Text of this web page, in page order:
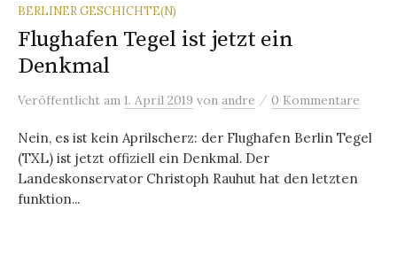
BERLINER GESCHICHTE(N)
Flughafen Tegel ist jetzt ein
Denkmal
Veröffentlicht am 1. April 2019 von andre / 0 Kommentare
Nein, es ist kein Aprilscherz: der Flughafen Berlin Tegel
(TXL) ist jetzt offiziell ein Denkmal. Der
Landeskonservator Christoph Rauhut hat den letzten
funktion...